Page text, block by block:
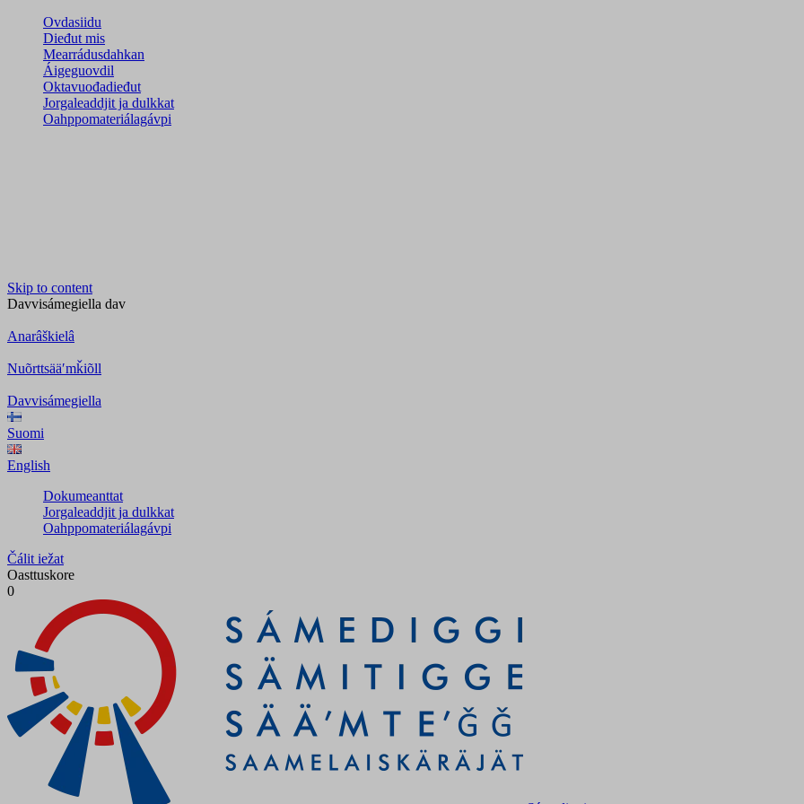
Ovdasiidu
Dieđut mis
Mearrádusdahkan
Áigeguovdil
Oktavuođadieđut
Jorgaleaddjit ja dulkkat
Oahppomateriálagávpi
Skip to content
Davvisámegiella dav
Anarâškielâ
Nuõrttsääʹmǩiõll
Davvisámegiella
Suomi
English
Dokumeanttat
Jorgaleaddjit ja dulkkat
Oahppomateriálagávpi
Čálit iežat
Oasttuskore
0